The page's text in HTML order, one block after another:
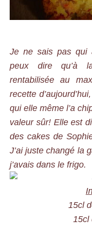
Je ne sais pas
peux dire qu’à
rentabilisée au
recette
qui elle même l’a
valeur sûr! Elle est
des cakes de
J’ai juste changé la
j’avais dans le frigo.
15cl
15cl